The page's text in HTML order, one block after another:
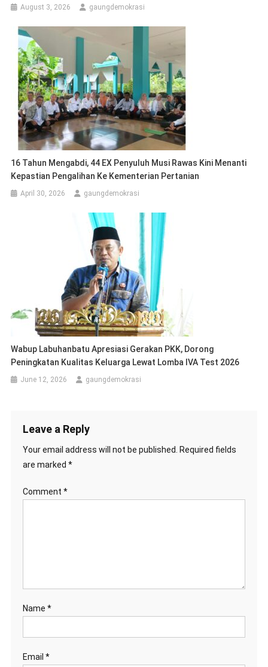
August 3, 2026 gaungdemokrasi
16 Tahun Mengabdi, 44 EX Penyuluh Musi Rawas Kini Menanti
Kepastian Pengalihan Ke Kementerian Pertanian
April 30, 2026 gaungdemokrasi
Wabup Labuhanbatu Apresiasi Gerakan PKK, Dorong
Peningkatan Kualitas Keluarga Lewat Lomba IVA Test 2026
June 12, 2026 gaungdemokrasi
Leave a Reply
Your email address will not be published. Required fields
are marked *
Comment *
Name *
Email *